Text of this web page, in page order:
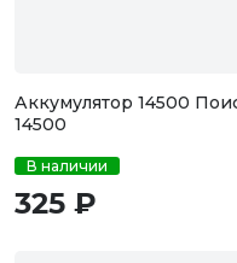
Аккумулятор 14500
14500
В наличии
325 ₽